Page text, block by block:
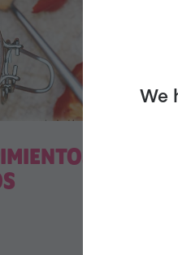
We